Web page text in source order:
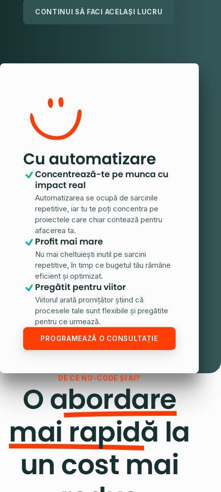
CONTINUI SĂ FACI ACELAȘI LUCRU
Cu automatizare
Concentrează-te pe munca cu
impact real
Automatizarea se ocupă de sarcinile
repetitive, iar tu te poți concentra pe
proiectele care chiar contează pentru
afacerea ta.
Profit mai mare
Nu mai cheltuiești inutil pe sarcini
repetitive, în timp ce bugetul tău rămâne
eficient și optimizat.
Pregătit pentru viitor
Viitorul arată promițător știind că
procesele tale sunt flexibile și pregătite
pentru ce urmează.
PROGRAMEAZĂ O CONSULTAȚIE
DE CE NO-CODE ȘI AI?
Oabordare
mai rapidă la
un cost mai